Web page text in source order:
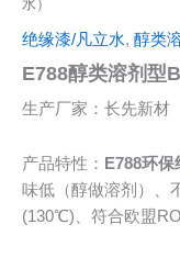
水）
绝缘漆/凡立水, 醇类
E788醇类溶剂型
生产厂家：长先新材
产品特性： E788环保
味低（醇做溶剂）、
(130℃)、符合欧盟